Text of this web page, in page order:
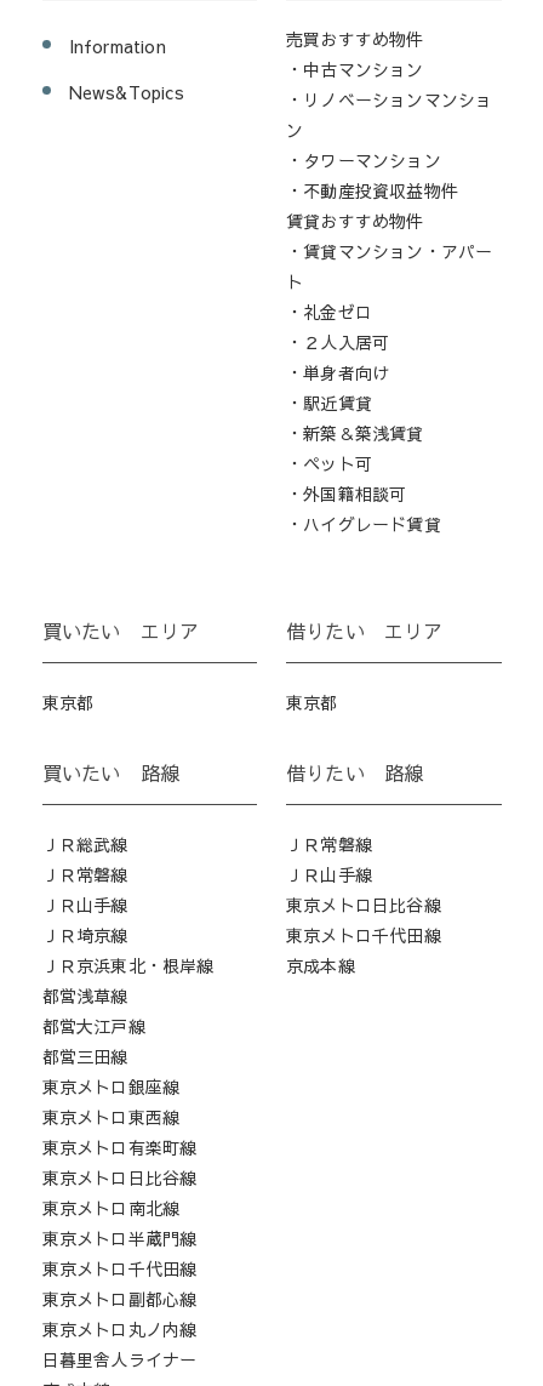
Information
News&Topics
売買おすすめ物件
・中古マンション
・リノベーションマンショ
ン
・タワーマンション
・不動産投資収益物件
賃貸おすすめ物件
・賃貸マンション・アパー
ト
・礼金ゼロ
・２人入居可
・単身者向け
・駅近賃貸
・新築＆築浅賃貸
・ペット可
・外国籍相談可
・ハイグレード賃貸
買いたい エリア
東京都
買いたい 路線
ＪＲ総武線
ＪＲ常磐線
ＪＲ山手線
ＪＲ埼京線
ＪＲ京浜東北・根岸線
都営浅草線
都営大江戸線
都営三田線
東京メトロ銀座線
東京メトロ東西線
東京メトロ有楽町線
東京メトロ日比谷線
東京メトロ南北線
東京メトロ半蔵門線
東京メトロ千代田線
東京メトロ副都心線
東京メトロ丸ノ内線
日暮里舎人ライナー
借りたい エリア
東京都
借りたい 路線
ＪＲ常磐線
ＪＲ山手線
東京メトロ日比谷線
東京メトロ千代田線
京成本線